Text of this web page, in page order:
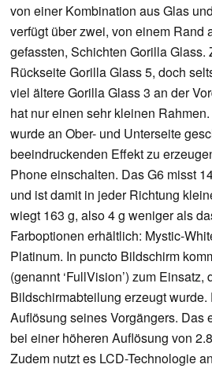
von einer Kombination aus Glas
verfügt über zwei, von einem Rand
gefassten, Schichten Gorilla Glass.
Rückseite Gorilla Glass 5, doch
viel ältere Gorilla Glass 3 an der
hat nur einen sehr kleinen
wurde an Ober- und Unterseite
beeindruckenden Effekt zu
Phone einschalten. Das G6 misst
und ist damit in jeder Richtung
wiegt 163 g, also 4 g weniger als
Farboptionen erhältlich: Mystic-
Platinum. In puncto Bildschirm
(genannt ‘FullVision’) zum
Bildschirmabteilung erzeugt
Auflösung seines Vorgängers. Das
bei einer höheren Auflösung von
Zudem nutzt es LCD-Technologie